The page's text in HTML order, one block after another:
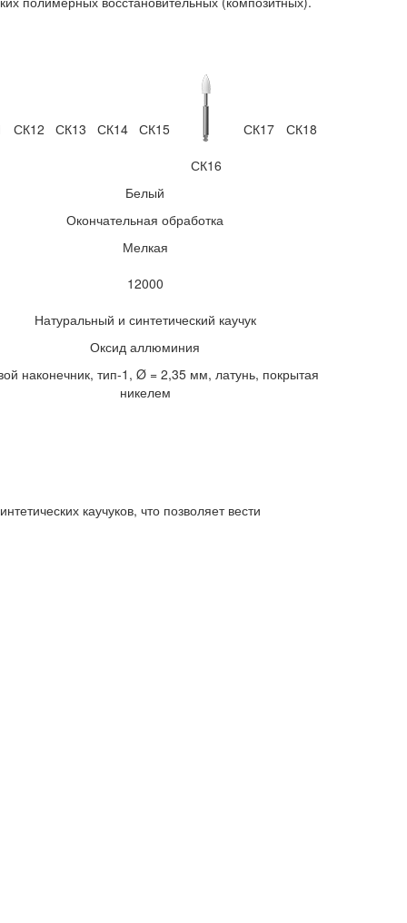
СК12 СК13 СК14 СК15
СК16
СК17 СК18
Белый
Окончательная обработка
Мелкая
12000
Натуральный и синтетический каучук
Оксид аллюминия
наконечник, тип-1, Ø = 2,35 мм, латунь, покрытая
никелем
каучуков, что позволяет вести